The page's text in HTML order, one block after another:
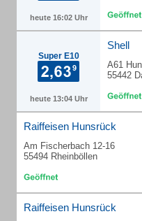
heute 16:02 Uhr
Super E10
heute 13:04 Uhr
Shell
A61
55442
Raiffeisen Hunsrück
Am Fischerbach 12-16
55494 Rheinböllen
Raiffeisen Hunsrück